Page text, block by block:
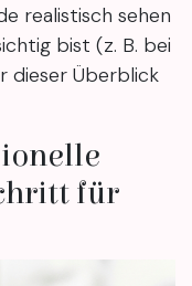
realistisch sehen
bist (z. B. bei
dieser Überblick
für